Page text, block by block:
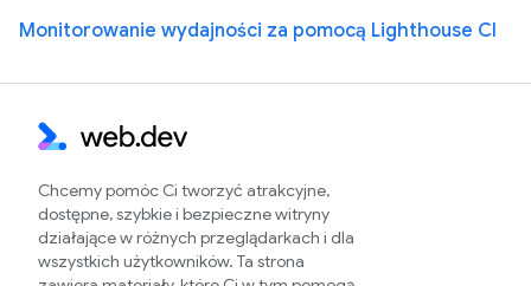
Monitorowanie wydajności za pomocą Lighthouse CI
Chcemy pomóc Ci tworzyć atrakcyjne,
dostępne, szybkie i bezpieczne witryny
działające w różnych przeglądarkach i dla
wszystkich użytkowników. Ta strona